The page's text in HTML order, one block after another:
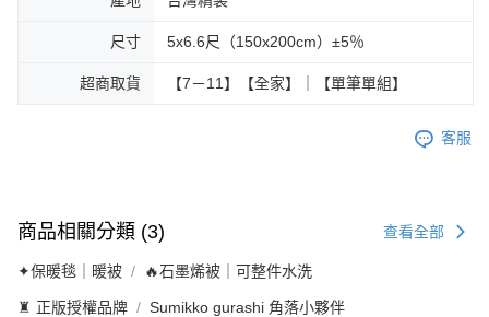
尺寸 5x6.6尺（150x200cm）±5％
超商取貨 【7－11】【全家】｜【單筆單組】
客服
商品相關分類 (3) 查看全部
✦保暖毯｜暖被 🔥石墨烯被｜可整件水洗
♜ 正版授權品牌 Sumikko gurashi 角落小夥伴